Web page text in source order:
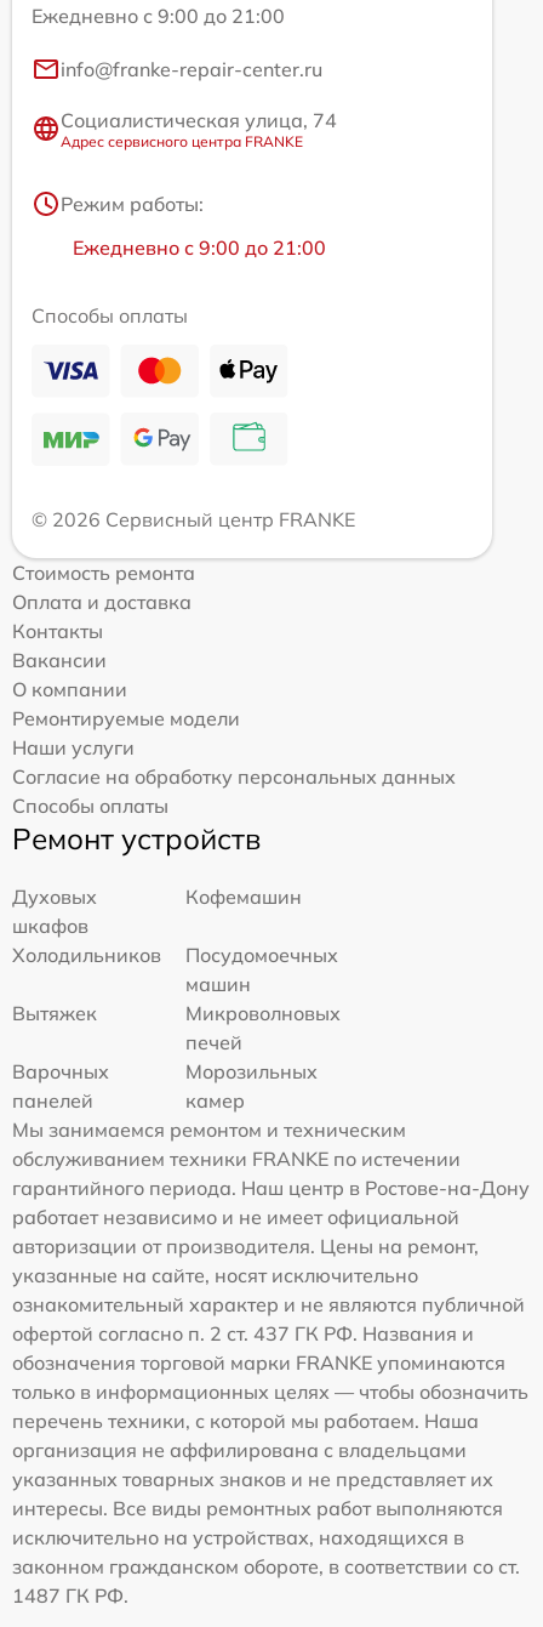
Ежедневно с 9:00 до 21:00
info@franke-repair-center.ru
Социалистическая улица, 74
Адрес сервисного центра FRANKE
Режим работы:
Ежедневно с 9:00 до 21:00
Способы оплаты
© 2026 Сервисный центр FRANKE
Стоимость ремонта
Оплата и доставка
Контакты
Вакансии
О компании
Ремонтируемые модели
Наши услуги
Согласие на обработку персональных данных
Способы оплаты
Ремонт устройств
Духовых
шкафов
Кофемашин
Холодильников
Посудомоечных
машин
Вытяжек
Микроволновых
печей
Варочных
панелей
Морозильных
камер
Мы занимаемся ремонтом и техническим
обслуживанием техники FRANKE по истечении
гарантийного периода. Наш центр в Ростове-на-Дону
работает независимо и не имеет официальной
авторизации от производителя. Цены на ремонт,
указанные на сайте, носят исключительно
ознакомительный характер и не являются публичной
офертой согласно п. 2 ст. 437 ГК РФ. Названия и
обозначения торговой марки FRANKE упоминаются
только в информационных целях — чтобы обозначить
перечень техники, с которой мы работаем. Наша
организация не аффилирована с владельцами
указанных товарных знаков и не представляет их
интересы. Все виды ремонтных работ выполняются
исключительно на устройствах, находящихся в
законном гражданском обороте, в соответствии со ст.
1487 ГК РФ.